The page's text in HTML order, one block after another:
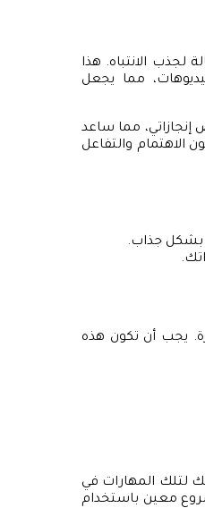
لجذب الانتباه. هذا
مما يجعل
مما ساعد
والتفاعل
بشكل جذاب.
يجب أن تكون هذه
لتلك المهارات في
معين باستخدام